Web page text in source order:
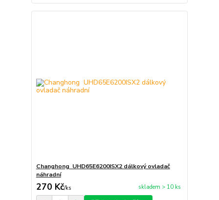
Changhong UHD65E6200ISX2 dálkový ovladač
náhradní
270 Kč/ks skladem > 10 ks